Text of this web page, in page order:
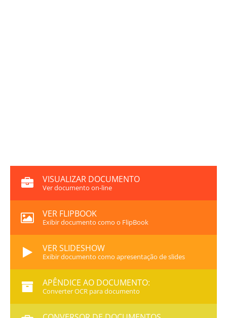
VISUALIZAR DOCUMENTO
Ver documento on-line
VER FLIPBOOK
Exibir documento como o FlipBook
VER SLIDESHOW
Exibir documento como apresentação de slides
APÊNDICE AO DOCUMENTO:
Converter OCR para documento